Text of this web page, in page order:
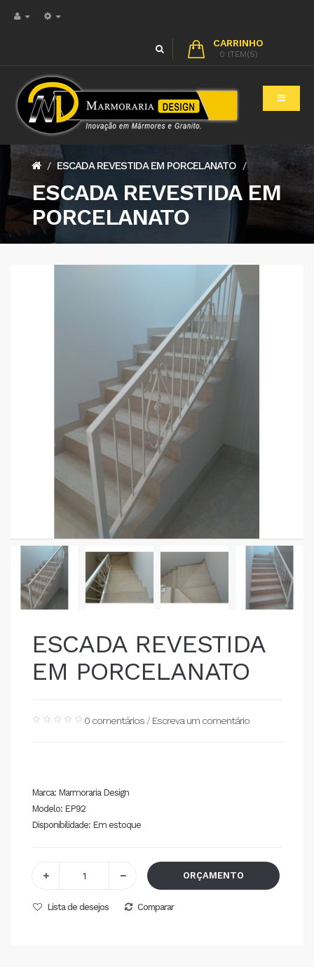
CARRINHO
0 ITEM(S)
/ ESCADA REVESTIDA EM PORCELANATO /
ESCADA REVESTIDA EM
PORCELANATO
ESCADA REVESTIDA
EM PORCELANATO
0 comentários / Escreva um comentário
Marca: Marmoraria Design
Modelo: EP92
Disponibilidade: Em estoque
ORÇAMENTO
Lista de desejos Comparar